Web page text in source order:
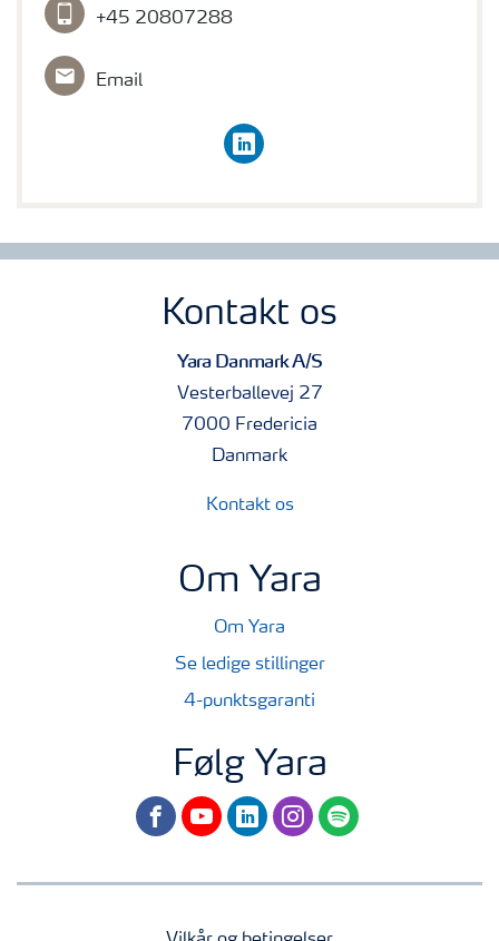
+45 20807288
Email
linkedin
Kontakt os
Yara Danmark A/S
Vesterballevej 27
7000 Fredericia
Danmark
Kontakt os
Om Yara
Om Yara
Se ledige stillinger
4-punktsgaranti
Følg Yara
facebookyoutubelinkedininstagram
spotify